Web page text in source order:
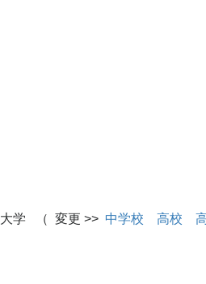
大学 （ 変更 >> 中学校 高校